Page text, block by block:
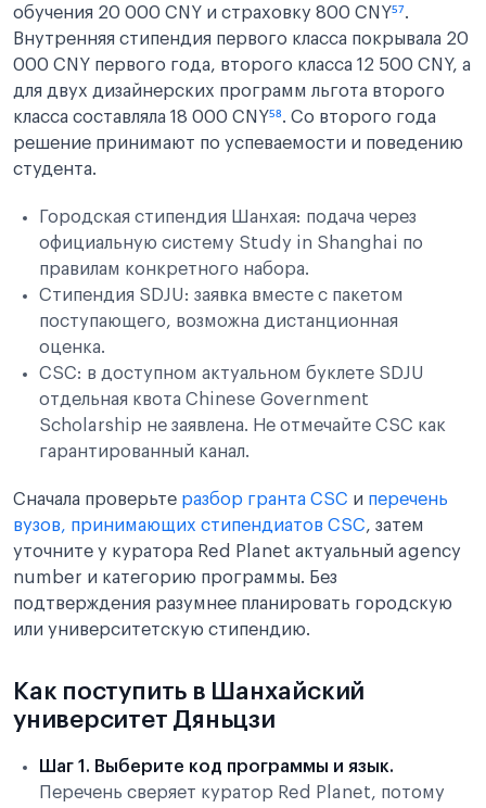
обучения 20 000 CNY и страховку 800 CNY⁵⁷.
Внутренняя стипендия первого класса покрывала 20
000 CNY первого года, второго класса 12 500 CNY, а
для двух дизайнерских программ льгота второго
класса составляла 18 000 CNY⁵⁸. Со второго года
решение принимают по успеваемости и поведению
студента.
Городская стипендия Шанхая: подача через
официальную систему Study in Shanghai по
правилам конкретного набора.
Стипендия SDJU: заявка вместе с пакетом
поступающего, возможна дистанционная
оценка.
CSC: в доступном актуальном буклете SDJU
отдельная квота Chinese Government
Scholarship не заявлена. Не отмечайте CSC как
гарантированный канал.
Сначала проверьте разбор гранта CSC и перечень
вузов, принимающих стипендиатов CSC, затем
уточните у куратора Red Planet актуальный agency
number и категорию программы. Без
подтверждения разумнее планировать городскую
или университетскую стипендию.
Как поступить в Шанхайский
университет Дяньцзи
Шаг 1. Выберите код программы и язык.
Перечень сверяет куратор Red Planet, потому